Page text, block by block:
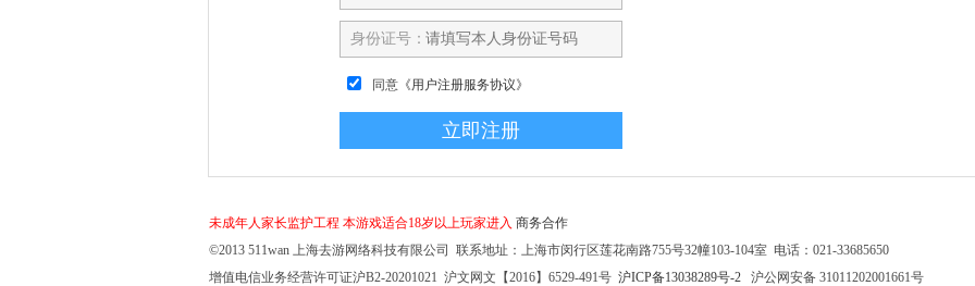
身份证号：
同意 《用户注册服务协议》
未成年人家长监护工程 本游戏适合18岁以上玩家进入 商务合作
©2013 511wan 上海去游网络科技有限公司 联系地址：上海市闵行区莲花南路755号32幢103-104室 电话：021-33685650
增值电信业务经营许可证沪B2-20201021 沪文网文【2016】6529-491号 沪ICP备13038289号-2 沪公网安备 31011202001661号